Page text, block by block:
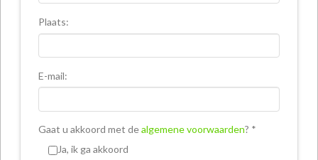
Plaats:
E-mail:
Gaat u akkoord met dealgemene voorwaarden? *
Ja, ik ga akkoord